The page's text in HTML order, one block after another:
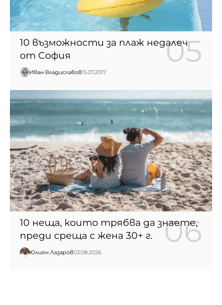
10 възможности за плаж недалеч
от София
Иван Владиславов15.07.2017
10 неща, които трябва да знаете,
преди среща с жена 30+ г.
Юлиян Лазаров03.08.2026